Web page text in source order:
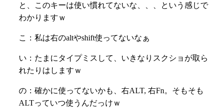
と、このキーは使い慣れてないな、、、という感じで
わかりますｗ
こ：私は右のaltやshift使ってないなぁ
い：たまにタイプミスして、いきなりスクショが取ら
れたりはしますｗ
の：確かに使ってないかも、右ALT, 右Fn。そもそも
ALTっていつ使うんだっけｗ